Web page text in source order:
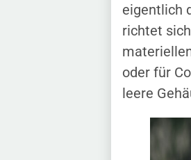
eigentlich
richtet
oder für
leere